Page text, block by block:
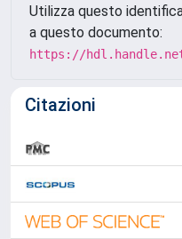
Utilizza questo
a questo documento:
https://
Citazioni